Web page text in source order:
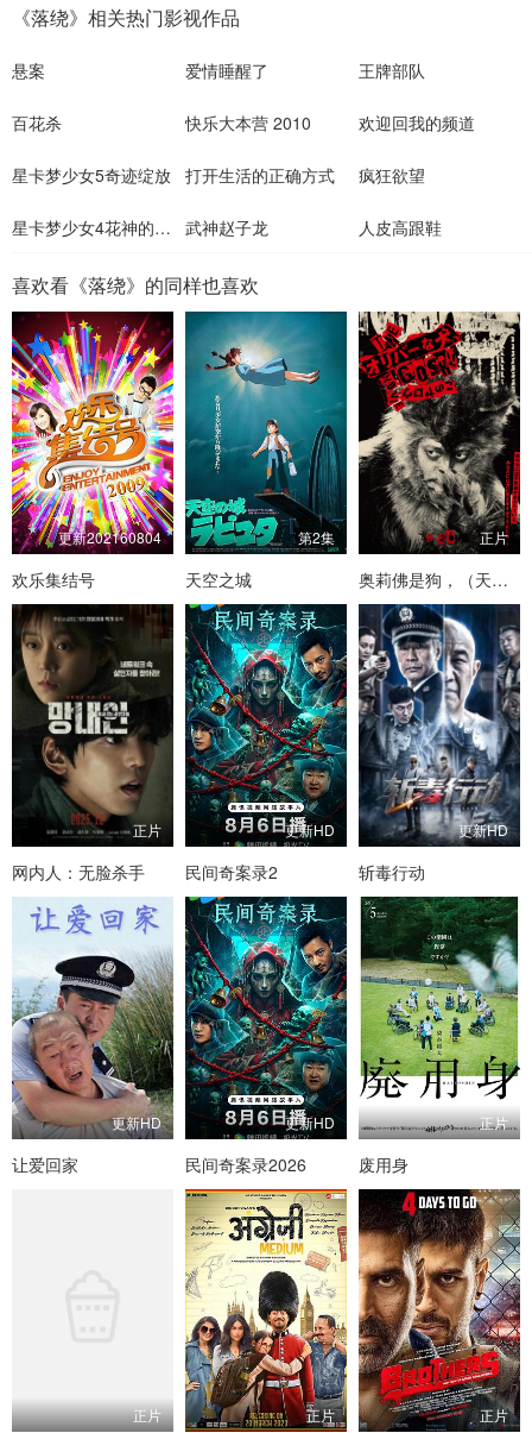
《落绕》相关热门影视作品
悬案 爱情睡醒了 王牌部队
百花杀 快乐大本营 2010 欢迎回我的频道
星卡梦少女5奇迹绽放 打开生活的正确方式 疯狂欲望
星卡梦少女4花神的试炼 武神赵子龙 人皮高跟鞋
喜欢看《落绕》的同样也喜欢
更新202160804
欢乐集结号
第2集
天空之城
正片
奥莉佛是狗，（天哪！！）这家伙 电影版
正片
网内人：无脸杀手
更新HD
民间奇案录2
更新HD
斩毒行动
更新HD
让爱回家
更新HD
民间奇案录2026
正片
废用身
正片 正片 正片